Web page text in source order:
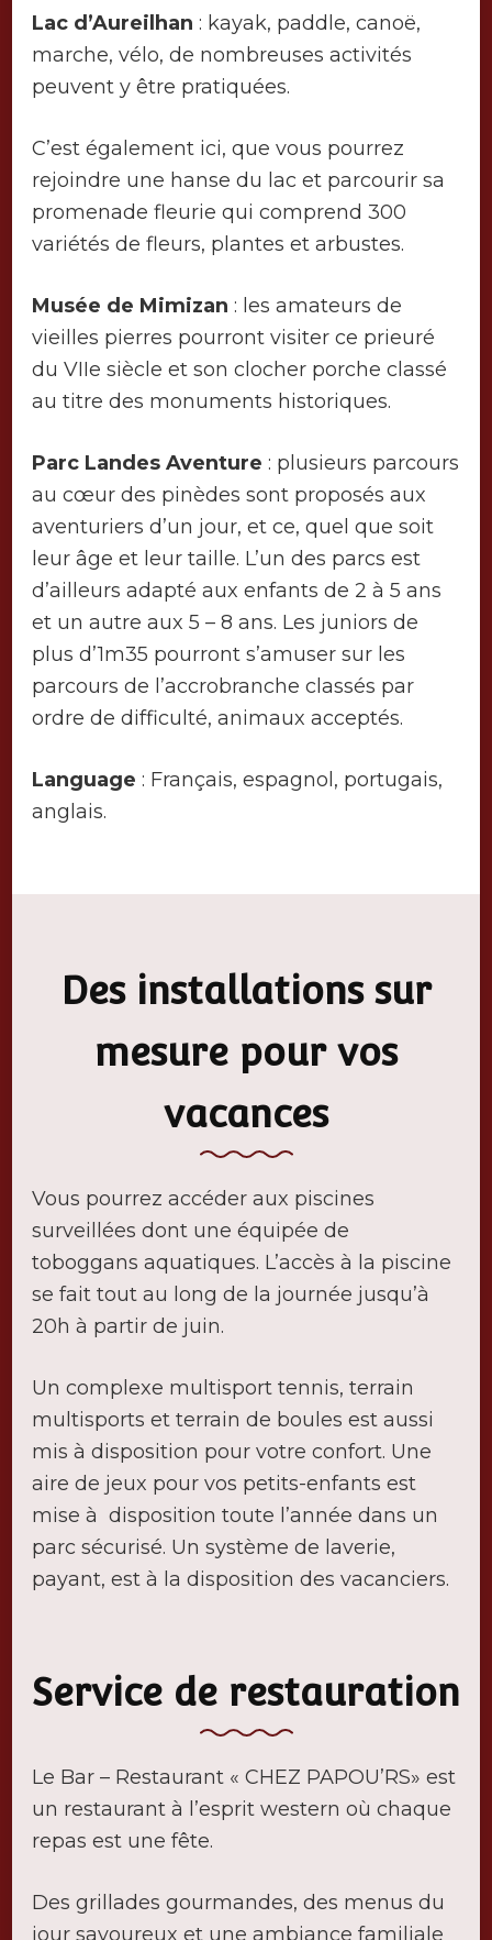
Lac d’Aureilhan : kayak, paddle, canoë,
marche, vélo, de nombreuses activités
peuvent y être pratiquées.
C’est également ici, que vous pourrez
rejoindre une hanse du lac et parcourir sa
promenade fleurie qui comprend 300
variétés de fleurs, plantes et arbustes.
Musée de Mimizan : les amateurs de
vieilles pierres pourront visiter ce prieuré
du VIIe siècle et son clocher porche classé
au titre des monuments historiques.
Parc Landes Aventure : plusieurs parcours
au cœur des pinèdes sont proposés aux
aventuriers d’un jour, et ce, quel que soit
leur âge et leur taille. L’un des parcs est
d’ailleurs adapté aux enfants de 2 à 5 ans
et un autre aux 5 – 8 ans. Les juniors de
plus d’1m35 pourront s’amuser sur les
parcours de l’accrobranche classés par
ordre de difficulté, animaux acceptés.
Language : Français, espagnol, portugais,
anglais.
Des installations sur
mesure pour vos
vacances
Vous pourrez accéder aux piscines
surveillées dont une équipée de
toboggans aquatiques. L’accès à la piscine
se fait tout au long de la journée jusqu’à
20h à partir de juin.
Un complexe multisport tennis, terrain
multisports et terrain de boules est aussi
mis à disposition pour votre confort. Une
aire de jeux pour vos petits-enfants est
mise à disposition toute l’année dans un
parc sécurisé. Un système de laverie,
payant, est à la disposition des vacanciers.
Service de restauration
Le Bar – Restaurant « CHEZ PAPOU’RS» est
un restaurant à l’esprit western où chaque
repas est une fête.
Des grillades gourmandes, des menus du
jour savoureux et une ambiance familiale